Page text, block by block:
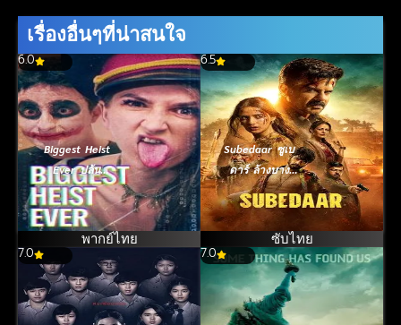
เรื่องอื่นๆที่น่าสนใจ
6.0
Biggest Heist
Ever ปล้น
มโหฬาร (2024)
พากย์ไทย
6.5
Subedaar ซูเบ
ดาร์ ล้างบาง
อธรรม (2026)
ซับไทย
7.0 7.0